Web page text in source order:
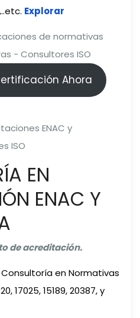
Explorar
Ahora
EN
ENAC Y
de acreditación.
en Normativas
17025, 15189, 20387, y